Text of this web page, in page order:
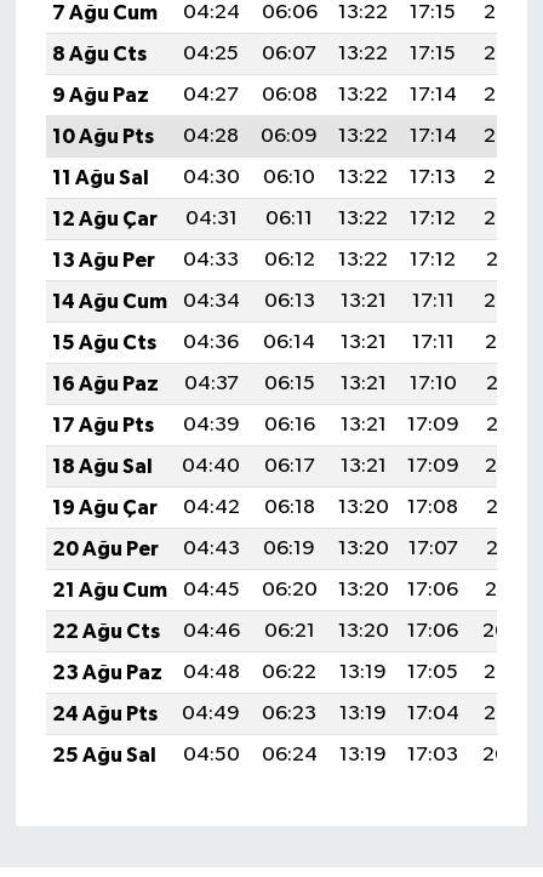
7 Ağu Cum
04:24 06:06 13:22 17:15
20:29
8 Ağu Cts
04:25 06:07 13:22 17:15
20:28
9 Ağu Paz
04:27 06:08 13:22 17:14
20:27
10 Ağu Pts
04:28 06:09 13:22 17:14
20:25
11 Ağu Sal
04:30 06:10 13:22 17:13
20:24
12 Ağu Çar
04:31 06:11 13:22 17:12
20:23
13 Ağu Per
04:33 06:12 13:22 17:12
20:21
14 Ağu Cum
04:34 06:13 13:21 17:11
20:20
15 Ağu Cts
04:36 06:14 13:21 17:11
20:19
16 Ağu Paz
04:37 06:15 13:21 17:10
20:17
17 Ağu Pts
04:39 06:16 13:21 17:09
20:16
18 Ağu Sal
04:40 06:17 13:21 17:09
20:14
19 Ağu Çar
04:42 06:18 13:20 17:08
20:13
20 Ağu Per
04:43 06:19 13:20 17:07
20:12
21 Ağu Cum
04:45 06:20 13:20 17:06
20:10
22 Ağu Cts
04:46 06:21 13:20 17:06
20:09
23 Ağu Paz
04:48 06:22 13:19 17:05
20:07
24 Ağu Pts
04:49 06:23 13:19 17:04
20:06
25 Ağu Sal
04:50 06:24 13:19 17:03 20:04